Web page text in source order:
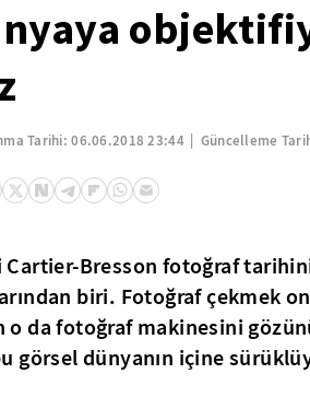
Tarihi:06.06.2018 23:44 Güncelleme
Cartier-Bresson fotoğraf
biri. Fotoğraf çekmek
o da fotoğraf makinesini
görsel dünyanın içine